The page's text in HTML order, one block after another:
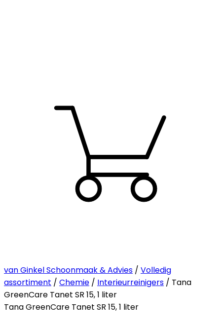
van Ginkel Schoonmaak & Advies / Volledig
assortiment / Chemie / Interieurreinigers / Tana
GreenCare Tanet SR 15, 1 liter
Tana GreenCare Tanet SR 15, 1 liter